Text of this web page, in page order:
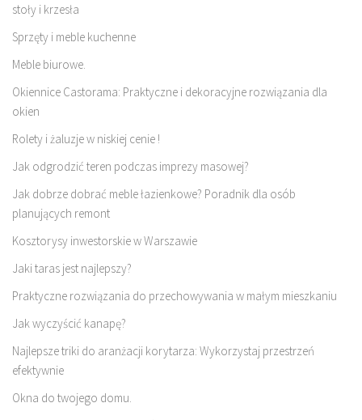
stoły i krzesła
Sprzęty i meble kuchenne
Meble biurowe.
Okiennice Castorama: Praktyczne i dekoracyjne rozwiązania dla
okien
Rolety i żaluzje w niskiej cenie !
Jak odgrodzić teren podczas imprezy masowej?
Jak dobrze dobrać meble łazienkowe? Poradnik dla osób
planujących remont
Kosztorysy inwestorskie w Warszawie
Jaki taras jest najlepszy?
Praktyczne rozwiązania do przechowywania w małym mieszkaniu
Jak wyczyścić kanapę?
Najlepsze triki do aranżacji korytarza: Wykorzystaj przestrzeń
efektywnie
Okna do twojego domu.